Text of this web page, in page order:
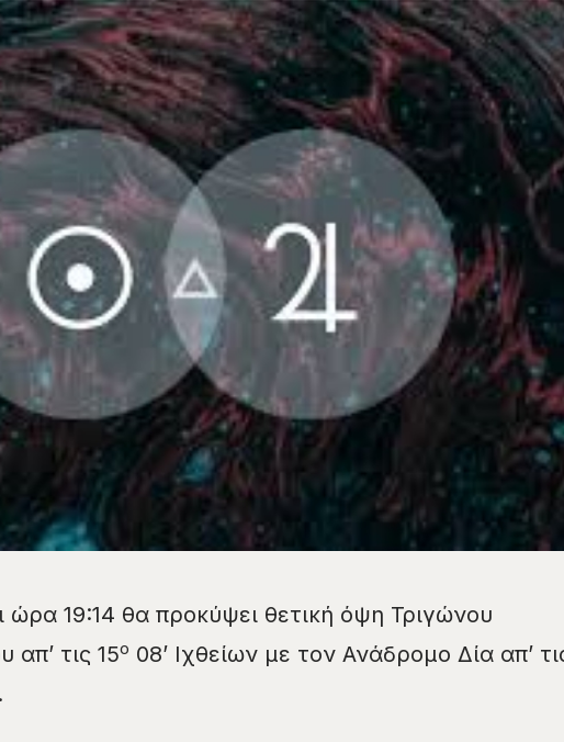
ώρα 19:14 θα προκύψει θετική όψη Τριγώνου
απ’ τις 15ο 08’ Ιχθείων με τον Ανάδρομο Δία απ’